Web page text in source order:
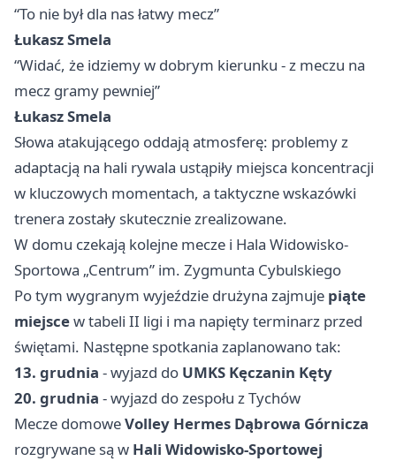
“To nie był dla nas łatwy mecz”
Łukasz Smela
“Widać, że idziemy w dobrym kierunku - z meczu na
mecz gramy pewniej”
Łukasz Smela
Słowa atakującego oddają atmosferę: problemy z
adaptacją na hali rywala ustąpiły miejsca koncentracji
w kluczowych momentach, a taktyczne wskazówki
trenera zostały skutecznie zrealizowane.
W domu czekają kolejne mecze i Hala Widowisko-
Sportowa „Centrum” im. Zygmunta Cybulskiego
Po tym wygranym wyjeździe drużyna zajmuje piąte
miejscew tabeli II ligi i ma napięty terminarz przed
świętami. Następne spotkania zaplanowano tak:
13. grudnia - wyjazd do UMKS Kęczanin Kęty
20. grudnia - wyjazd do zespołu z Tychów
Mecze domoweVolley Hermes Dąbrowa Górnicza
rozgrywane są w Hali Widowisko-Sportowej